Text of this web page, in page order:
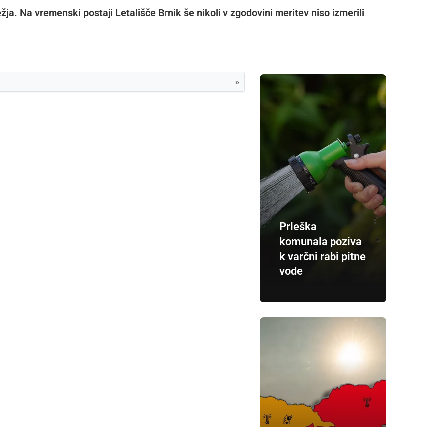
Na vremenski postaji Letališče Brnik še nikoli v zgodovini meritev niso izmerili
»
Prleška
komunala poziva
k varčni rabi pitne
vode